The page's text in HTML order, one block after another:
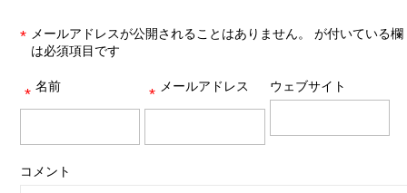
メールアドレスが公開されることはありません。
*
が付いている欄
は必須項目です
名前
* メールアドレス
* ウェブサイト
コメント